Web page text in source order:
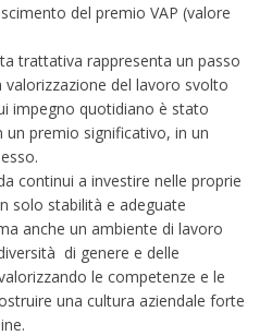
del premio VAP (valore
trattativa rappresenta un passo
del lavoro svolto
impegno quotidiano è stato
premio significativo, in un
continui a investire nelle proprie
solo stabilità e adeguate
anche un ambiente di lavoro
di genere e delle
le competenze e le
una cultura aziendale forte